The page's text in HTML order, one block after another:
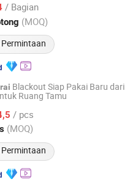
/ Bagian
(MOQ)
mulai 2020
Blackout Siap Pakai Baru dari
Ruang Tamu
/ pcs
(MOQ)mulai 2013